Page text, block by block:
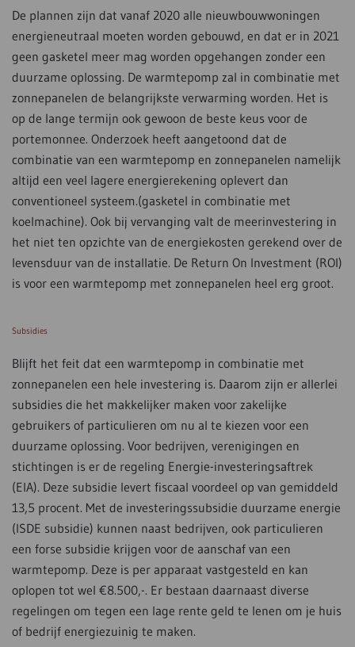
De plannen zijn dat vanaf 2020 alle nieuwbouwwoningen
energieneutraal moeten worden gebouwd, en dat er in 2021
geen gasketel meer mag worden opgehangen zonder een
duurzame oplossing. De warmtepomp zal in combinatie met
zonnepanelen de belangrijkste verwarming worden. Het is
op de lange termijn ook gewoon de beste keus voor de
portemonnee. Onderzoek heeft aangetoond dat de
combinatie van een warmtepomp en zonnepanelen namelijk
altijd een veel lagere energierekening oplevert dan
conventioneel systeem.(gasketel in combinatie met
koelmachine). Ook bij vervanging valt de meerinvestering in
het niet ten opzichte van de energiekosten gerekend over de
levensduur van de installatie. De Return On Investment (ROI)
is voor een warmtepomp met zonnepanelen heel erg groot.
Subsidies
Blijft het feit dat een warmtepomp in combinatie met
zonnepanelen een hele investering is. Daarom zijn er allerlei
subsidies die het makkelijker maken voor zakelijke
gebruikers of particulieren om nu al te kiezen voor een
duurzame oplossing. Voor bedrijven, verenigingen en
stichtingen is er de regeling Energie-investeringsaftrek
(EIA). Deze subsidie levert fiscaal voordeel op van gemiddeld
13,5 procent. Met de investeringssubsidie duurzame energie
(ISDE subsidie) kunnen naast bedrijven, ook particulieren
een forse subsidie krijgen voor de aanschaf van een
warmtepomp. Deze is per apparaat vastgesteld en kan
oplopen tot wel €8.500,-. Er bestaan daarnaast diverse
regelingen om tegen een lage rente geld te lenen om je huis
of bedrijf energiezuinig te maken.